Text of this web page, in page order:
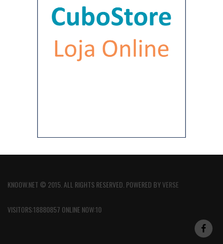
KNOOW.NET © 2015. ALL RIGHTS RESERVED. POWERED BYVERSE
VISITORS:18880857 ONLINE NOW:10